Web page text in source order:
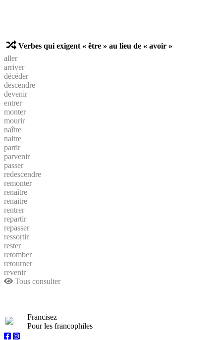
Verbes qui exigent « être » au lieu de « avoir »
aller
arriver
décéder
descendre
devenir
entrer
monter
mourir
naître
naitre
partir
parvenir
passer
redescendre
remonter
renaître
renaitre
rentrer
repartir
repasser
ressortir
rester
retomber
retourner
revenir
Tous consulter
Francisez
Pour les francophiles